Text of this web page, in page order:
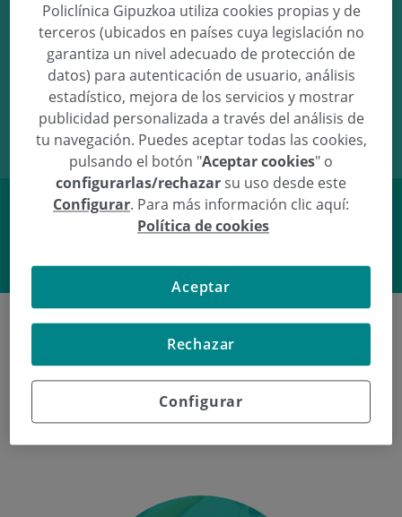
08/01/10 02:33 2.55Kg 46.5cm
Facebook Twitter
Últimos nacimientos en
Policlínica Gipuzkoa
Policlínica Gipuzkoa utiliza cookies propias y de
terceros (ubicados en países cuya legislación no
garantiza un nivel adecuado de protección de
datos) para autenticación de usuario, análisis
estadístico, mejora de los servicios y mostrar
publicidad personalizada a través del análisis de
tu navegación. Puedes aceptar todas las cookies,
pulsando el botón "Aceptar cookies" o
configurarlas/rechazarsu uso desde este
Configurar. Para más información clic aquí:
Política de cookies
Configurar
Rechazar
Aceptar